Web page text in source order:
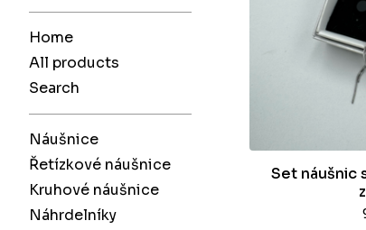
Home
All products
Search
Náušnice
Řetízkové náušnice
Kruhové náušnice
Náhrdelníky
Set náušnic